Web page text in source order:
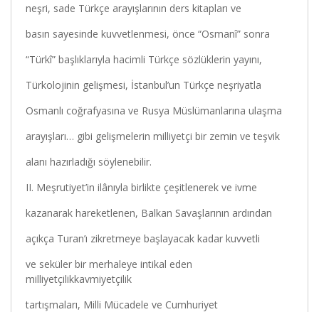
neşri, sade Türkçe arayışlarının ders kitapları ve
basın sayesinde kuvvetlenmesi, önce “Osmanî” sonra
“Türkî” başlıklarıyla hacimli Türkçe sözlüklerin yayını,
Türkolojinin gelişmesi, İstanbul’un Türkçe neşriyatla
Osmanlı coğrafyasına ve Rusya Müslümanlarına ulaşma
arayışları… gibi gelişmelerin milliyetçi bir zemin ve teşvik
alanı hazırladığı söylenebilir.
II. Meşrutiyet’in ilânıyla birlikte çeşitlenerek ve ivme
kazanarak hareketlenen, Balkan Savaşlarının ardından
açıkça Turan’ı zikretmeye başlayacak kadar kuvvetli
ve seküler bir merhaleye intikal eden
milliyetçilikkavmiyetçilik
tartışmaları, Milli Mücadele ve Cumhuriyet